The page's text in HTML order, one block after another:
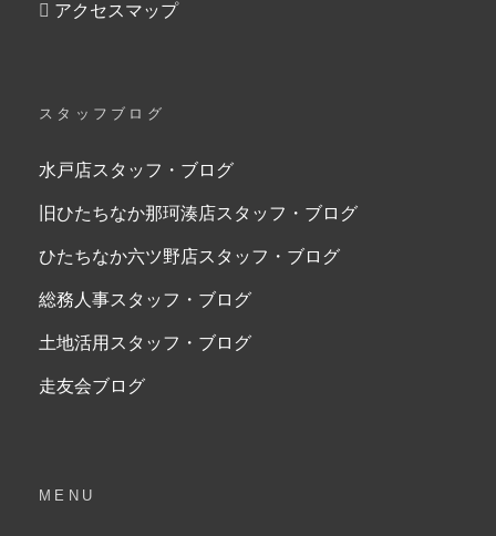
アクセスマップ
スタッフブログ
水戸店スタッフ・ブログ
旧ひたちなか那珂湊店スタッフ・ブログ
ひたちなか六ツ野店スタッフ・ブログ
総務人事スタッフ・ブログ
土地活用スタッフ・ブログ
走友会ブログ
MENU